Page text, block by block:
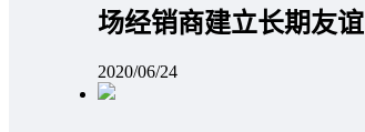
场经销商建立长期友谊
2020/06/24